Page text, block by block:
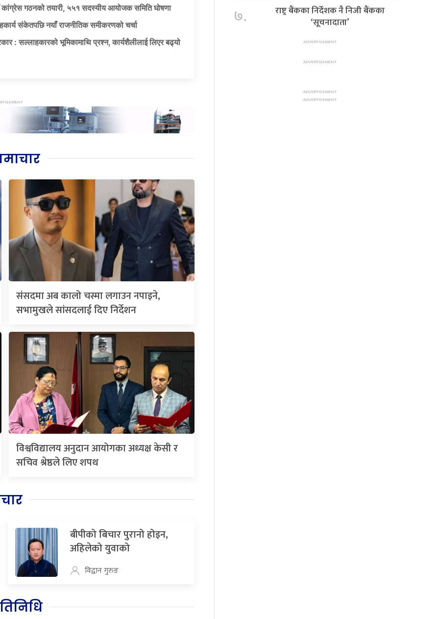
गठनको तयारी, ५५१ सदस्यीय आयोजक समिति घोषणा
संकेतपछि नयाँ राजनीतिक समीकरणको चर्चा
: सल्लाहकारको भूमिकामाथि प्रश्न, कार्यशैलीलाई लिएर बढ्यो
संसदमा अब कालो चस्मा लगाउन नपाइने,
सभामुखले सांसदलाई दिए निर्देशन
विश्वविद्यालय अनुदान आयोगका अध्यक्ष केसी र
सचिव श्रेष्ठले लिए शपथ
बीपीको बिचार पुरानो होइन,
अहिलेको युवाको
विद्वान गुरुङ
७.
राष्ट्र बैंकका निर्देशक नै निजी बैंकका
‘सूचनादाता’